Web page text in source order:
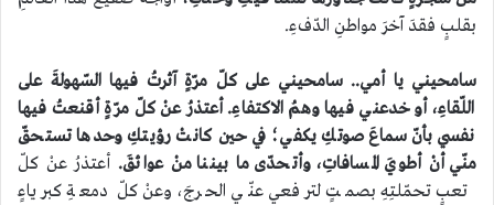
بقلبٍ فقدَ آخرَ مواطنِ الدّفءِ.
سامحيني يا أمي.. سامحيني على كلّ مرّةٍ آثرتُ فيها السّهولةَ على
اللّقاءِ، أو خدعني فيها وهمُ الاكتفاءِ. أعتذرُ عنْ كلّ مرّةٍ أقنعتُ فيها
نفسي بأنّ سماعَ صوتكِ يكفي؛ في حين كانتْ رؤيتكِ وحدها تستحقّ
منّي أنْ أطويَ المسافاتِ، وأتحدّى ما بيننا منْ عوائقَ. أعتذرُ عنْ كلّ
تعبٍ تحمّلتِهِ بصمتٍ لترفعي عنّي الحرجَ، وعنْ كلّ دمعةِ كبرياءٍ